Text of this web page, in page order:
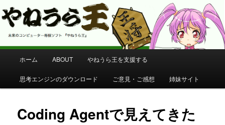
やねうら王 公式サイト
コンピューター将棋 やねうら王 公式サイト
メ
メ
イ
ホーム ABOUT やねうら王を支援する
思考エンジンのダウンロード ご意見・ご感想 姉妹サイト
Coding Agentで見えてきた